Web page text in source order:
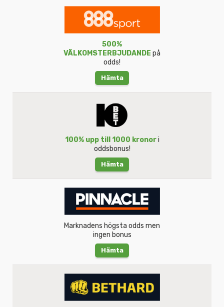
500%
VÄLKOMSTERBJUDANDE på
odds!
Hämta
100% upp till 1000 kronori
oddsbonus!
Hämta
Marknadens högsta odds men
ingen bonus
Hämta